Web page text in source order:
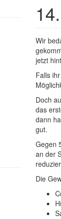
Wir
jetzt
Falls
Doch
das
dann
gut.
Gegen
an der
Die